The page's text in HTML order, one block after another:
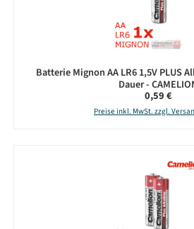
Batterie Mignon AA LR6 1,5V PLUS
Dauer -
Regulärer
0,59 €
Preise inkl. MwSt. zzgl.